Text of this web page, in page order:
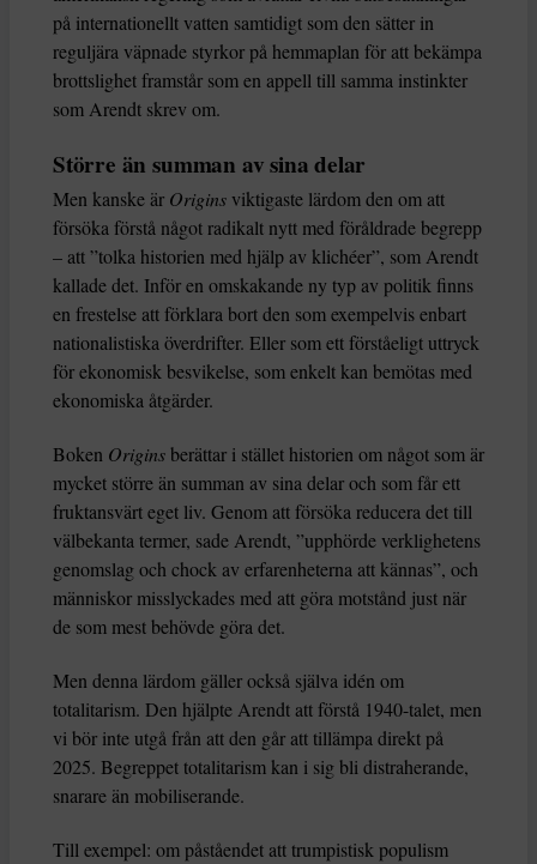
på internationellt vatten samtidigt som den sätter in
reguljära väpnade styrkor på hemmaplan för att bekämpa
brottslighet framstår som en appell till samma instinkter
som Arendt skrev om.
Större än summan av sina delar
Men kanske är Origins viktigaste lärdom den om att
försöka förstå något radikalt nytt med föråldrade begrepp
– att ”tolka historien med hjälp av klichéer”, som Arendt
kallade det. Inför en omskakande ny typ av politik finns
en frestelse att förklara bort den som exempelvis enbart
nationalistiska överdrifter. Eller som ett förståeligt uttryck
för ekonomisk besvikelse, som enkelt kan bemötas med
ekonomiska åtgärder.
Boken Originsberättar i stället historien om något som är
mycket större än summan av sina delar och som får ett
fruktansvärt eget liv. Genom att försöka reducera det till
välbekanta termer, sade Arendt, ”upphörde verklighetens
genomslag och chock av erfarenheterna att kännas”, och
människor misslyckades med att göra motstånd just när
de som mest behövde göra det.
Men denna lärdom gäller också själva idén om
totalitarism. Den hjälpte Arendt att förstå 1940-talet, men
vi bör inte utgå från att den går att tillämpa direkt på
2025. Begreppet totalitarism kan i sig bli distraherande,
snarare än mobiliserande.
Till exempel: om påståendet att trumpistisk populism